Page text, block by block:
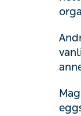
hos
i